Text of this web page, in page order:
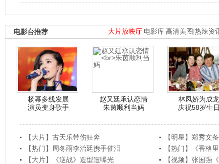
大片放映厅 电影库 高清美图 热辣资
电影台推荐
杨幂多线发展
演员变身歌手
赵又廷承认恋情
朱茵顺利当妈
林凤娇为成龙
庆祝58岁生
【大片】古天乐带伤狂奔
【明星】郑秀文
【热门】周冬雨李治廷携手催泪
【热门】《香格
【大片】《逆战》造型遭曝光
【视频】张国强